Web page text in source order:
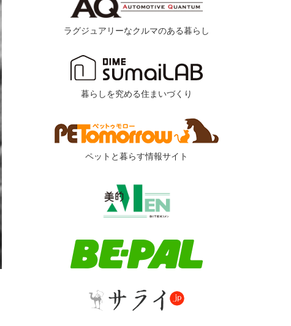
ラグジュアリーなクルマのある暮らし
暮らしを究める住まいづくり
ペットと暮らす情報サイト